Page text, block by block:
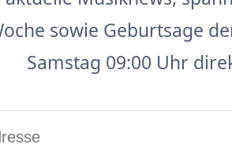
sowie Geburtsage
Samstag 09:00 Uhr